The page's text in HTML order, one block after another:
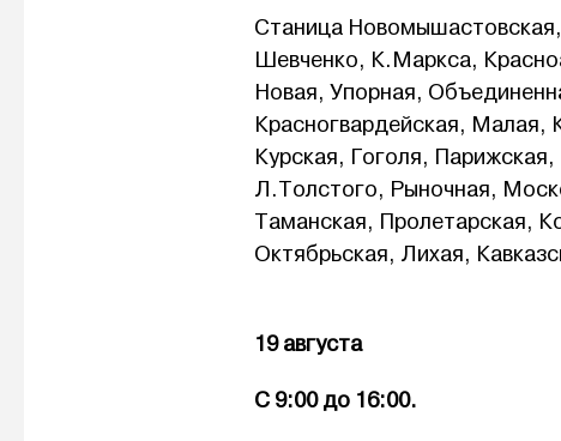
Станица
Шевченко, К.Маркса,
Новая, Упорная,
Красногвардейская, Малая,
Курская, Гоголя,
Л.Толстого, Рыночная,
Таманская, Пролетарская,
Октябрьская, Лихая,
19 августа
С 9:00 до 16:00.